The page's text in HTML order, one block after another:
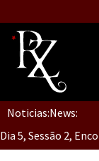
Inicio
Quiénes Somos
Noticias:News:
Dia 5, Sessão 2,